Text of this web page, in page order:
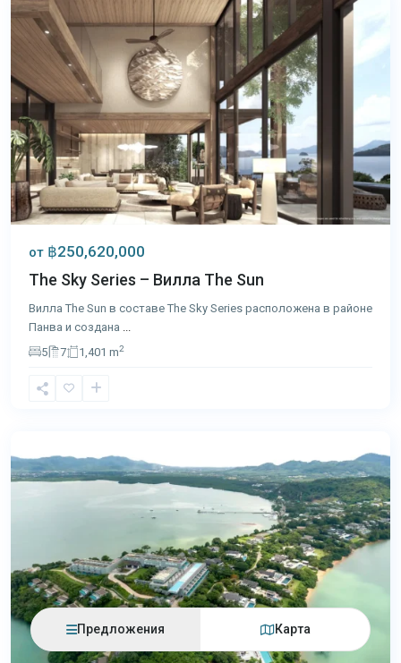
от ฿250,620,000
The Sky Series – Вилла The Sun
Вилла The Sun в составе The Sky Series расположена в районе
Панва и создана ...
5
7 1,401 m2
Яму
Предложения Карта